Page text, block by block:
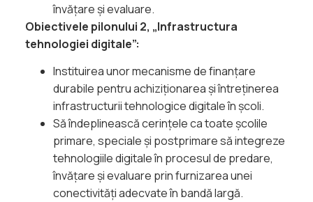
învățare și evaluare.
Obiectivele pilonului 2, „Infrastructura
tehnologiei digitale”:
Instituirea unor mecanisme de finanțare
durabile pentru achiziționarea și întreținerea
infrastructurii tehnologice digitale în școli.
Să îndeplinească cerințele ca toate școlile
primare, speciale și postprimare să integreze
tehnologiile digitale în procesul de predare,
învățare și evaluare prin furnizarea unei
conectivități adecvate în bandă largă.